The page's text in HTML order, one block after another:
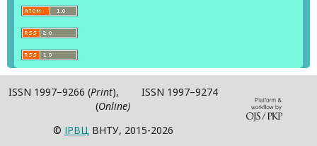
ISSN 1997–9266 (Print), ISSN 1997–9274
(Online)
© ІPВЦ ВНТУ, 2015-2026